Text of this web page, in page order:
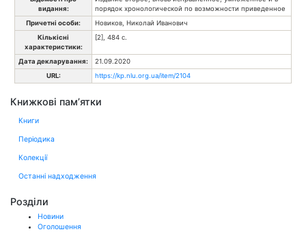
видання:
порядок хронологической по возможности приведенное
Причетні особи:
Новиков, Николай Иванович
Кількісні
характеристики:
[2], 484 с.
Дата декларування:
21.09.2020
URL:
https://kp.nlu.org.ua/item/2104
Книжкові пам’ятки
Книги
Періодика
Колекції
Останні надходження
Розділи
Новини
Оголошення